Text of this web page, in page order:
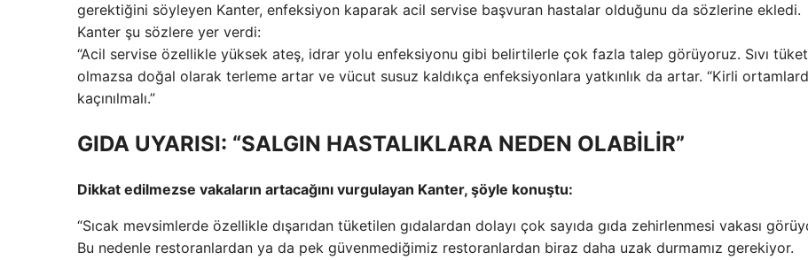
gerektiğini söyleyen Kanter, enfeksiyon kaparak acil servise başvuran hastalar olduğunu da sözlerine ekledi.
Kanter şu sözlere yer verdi:
“Acil servise özellikle yüksek ateş, idrar yolu enfeksiyonu gibi belirtilerle çok fazla talep görüyoruz. Sıvı
olmazsa doğal olarak terleme artar ve vücut susuz kaldıkça enfeksiyonlara yatkınlık da artar. “Kirli
kaçınılmalı.”
GIDA UYARISI: “SALGIN HASTALIKLARA NEDEN OLABİLİR”
Dikkat edilmezse vakaların artacağını vurgulayan Kanter, şöyle konuştu:
“Sıcak mevsimlerde özellikle dışarıdan tüketilen gıdalardan dolayı çok sayıda gıda zehirlenmesi vakası
Bu nedenle restoranlardan ya da pek güvenmediğimiz restoranlardan biraz daha uzak durmamız gerekiyor.